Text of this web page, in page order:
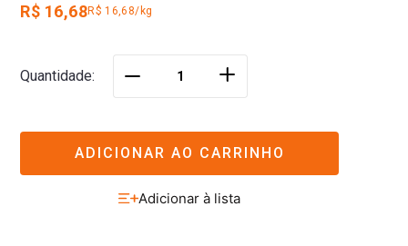
R$ 16,68R$ 16,68/kg
Quantidade ＋
ADICIONAR AO CARRINHO